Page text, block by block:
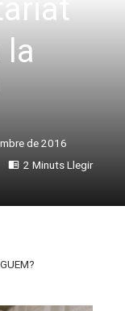
la
de 2016
2 Minuts Llegir